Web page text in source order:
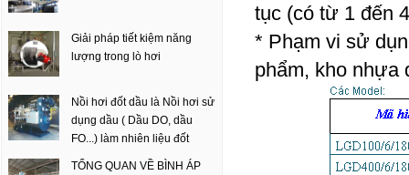
Giải pháp tiết kiệm năng
lượng trong lò hơi
Nồi hơi đốt dầu là Nồi hơi sử
dụng dầu ( Dầu DO, dầu
FO...) làm nhiên liệu đốt
TỔNG QUAN VỀ BÌNH ÁP
tục (có từ 1 đến
* Phạm vi sử
phẩm, kho nhựa